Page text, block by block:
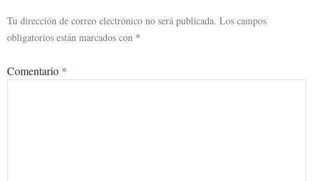
Tu dirección de correo electrónico no será publicada. Los campos
obligatorios están marcados con *
Comentario *